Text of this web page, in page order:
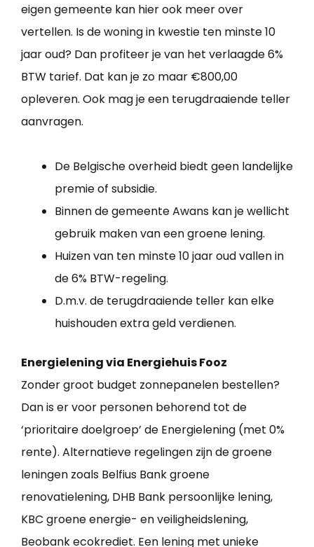
eigen gemeente kan hier ook meer over
vertellen. Is de woning in kwestie ten minste 10
jaar oud? Dan profiteer je van het verlaagde 6%
BTW tarief. Dat kan je zo maar €800,00
opleveren. Ook mag je een terugdraaiende teller
aanvragen.
De Belgische overheid biedt geen landelijke
premie of subsidie.
Binnen de gemeente Awans kan je wellicht
gebruik maken van een groene lening.
Huizen van ten minste 10 jaar oud vallen in
de 6% BTW-regeling.
D.m.v. de terugdraaiende teller kan elke
huishouden extra geld verdienen.
Energielening via Energiehuis Fooz
Zonder groot budget zonnepanelen bestellen?
Dan is er voor personen behorend tot de
‘prioritaire doelgroep’ de Energielening (met 0%
rente). Alternatieve regelingen zijn de groene
leningen zoals Belfius Bank groene
renovatielening, DHB Bank persoonlijke lening,
KBC groene energie- en veiligheidslening,
Beobank ecokrediet. Een lening met unieke